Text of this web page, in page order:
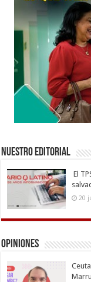
Nuestro Editorial
El
20
Opiniones